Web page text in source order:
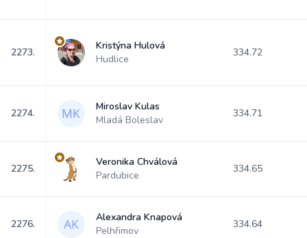
2273.
Kristýna Hulová
Hudlice
334.72
2274.
Miroslav Kulas
Mladá Boleslav
334.71
2275.
Veronika Chválová
Pardubice
334.65
2276.
Alexandra Knapová
Pelhřimov
334.64